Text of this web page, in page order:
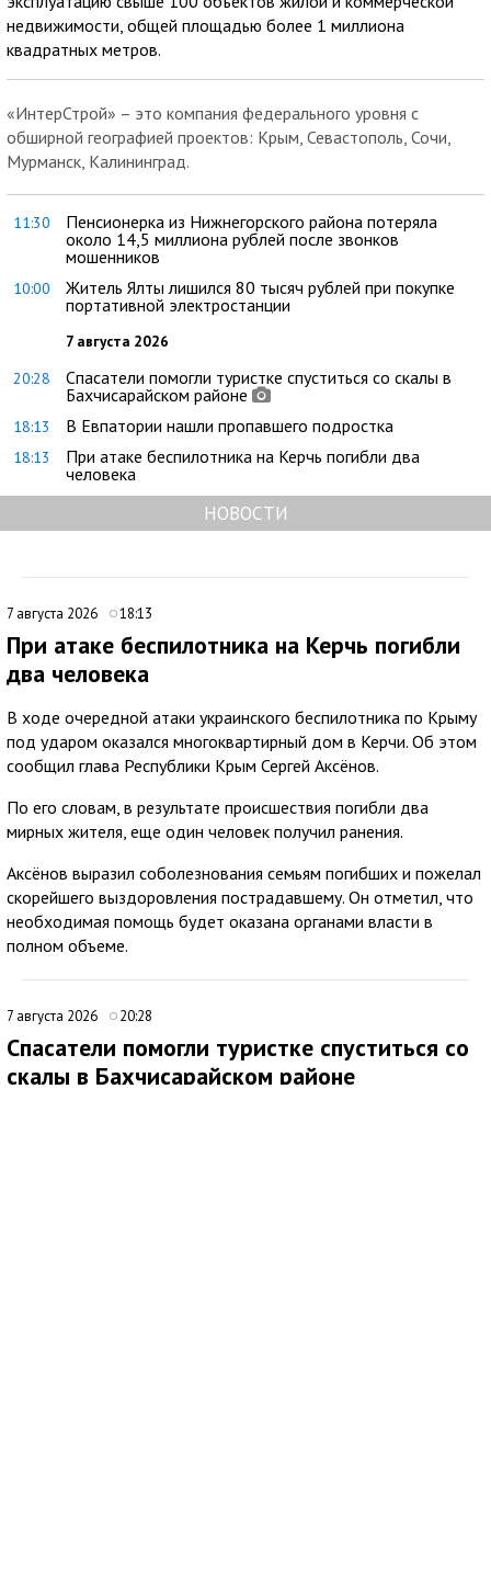
недвижимости, общей площадью более 1 миллиона
квадратных метров.
«ИнтерСтрой» – это компания федерального уровня с
обширной географией проектов: Крым, Севастополь, Сочи,
Мурманск, Калининград.
11:30
Пенсионерка из Нижнегорского района потеряла
около 14,5 миллиона рублей после звонков
мошенников
10:00
Житель Ялты лишился 80 тысяч рублей при покупке
портативной электростанции
7 августа 2026
20:28
Спасатели помогли туристке спуститься со скалы в
Бахчисарайском районе
18:13 В Евпатории нашли пропавшего подростка
18:13
При атаке беспилотника на Керчь погибли два
человека
НОВОСТИ
7 августа 2026 18:13
При атаке беспилотника на Керчь погибли
два человека
В ходе очередной атаки украинского беспилотника по Крыму
под ударом оказался многоквартирный дом в Керчи. Об этом
сообщил глава Республики Крым Сергей Аксёнов.
По его словам, в результате происшествия погибли два
мирных жителя, еще один человек получил ранения.
Аксёнов выразил соболезнования семьям погибших и пожелал
скорейшего выздоровления пострадавшему. Он отметил, что
необходимая помощь будет оказана органами власти в
полном объеме.
7 августа 2026 20:28
Спасатели помогли туристке спуститься со
скалы в Бахчисарайском районе